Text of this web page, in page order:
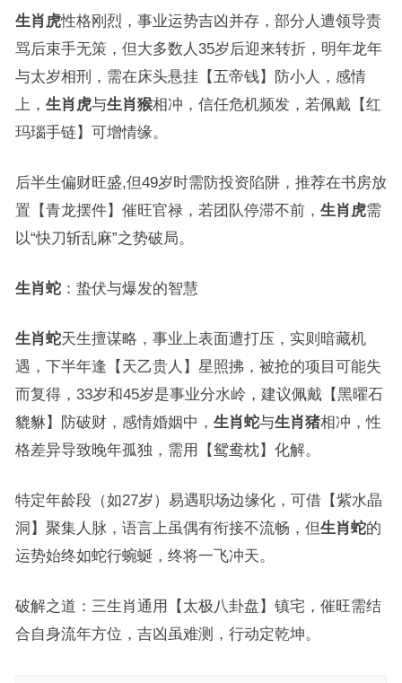
生肖虎性格刚烈，事业运势吉凶并存，部分人遭领导责
骂后束手无策，但大多数人35岁后迎来转折，明年龙年
与太岁相刑，需在床头悬挂【五帝钱】防小人，感情
上， 生肖虎与生肖猴相冲，信任危机频发，若佩戴【红
玛瑙手链】可增情缘。
后半生偏财旺盛,但49岁时需防投资陷阱，推荐在书房放
置【青龙摆件】催旺官禄，若团队停滞不前， 生肖虎需
以“快刀斩乱麻”之势破局。
生肖蛇：蛰伏与爆发的智慧
生肖蛇天生擅谋略，事业上表面遭打压，实则暗藏机
遇，下半年逢【天乙贵人】星照拂，被抢的项目可能失
而复得，33岁和45岁是事业分水岭，建议佩戴【黑曜石
貔貅】防破财，感情婚姻中， 生肖蛇与生肖猪相冲，性
格差异导致晚年孤独，需用【鸳鸯枕】化解。
特定年龄段（如27岁）易遇职场边缘化，可借【紫水晶
洞】聚集人脉，语言上虽偶有衔接不流畅，但生肖蛇的
运势始终如蛇行蜿蜒，终将一飞冲天。
破解之道：三生肖通用【太极八卦盘】镇宅，催旺需结
合自身流年方位，吉凶虽难测，行动定乾坤。